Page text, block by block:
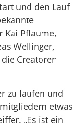
und den Lauf
Kai Pflaume,
Wellinger,
Creatoren
zu laufen und
etwas
„Es ist ein